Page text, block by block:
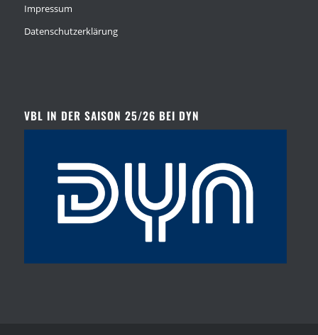
Impressum
Datenschutzerklärung
VBL IN DER SAISON 25/26 BEI DYN